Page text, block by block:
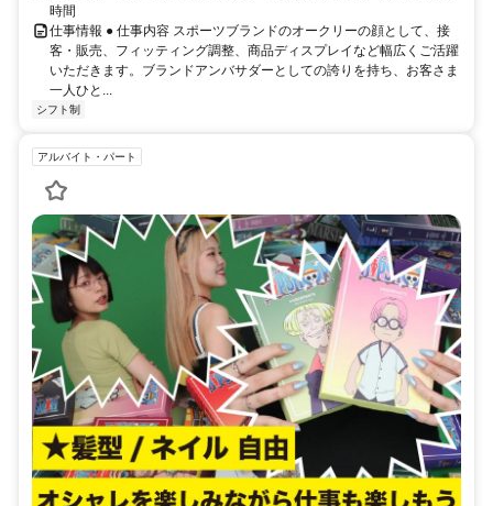
時間
仕事情報 ● 仕事内容 スポーツブランドのオークリーの顔として、接
客・販売、フィッティング調整、商品ディスプレイなど幅広くご活躍
いただきます。ブランドアンバサダーとしての誇りを持ち、お客さま
一人ひと...
シフト制
アルバイト・パート